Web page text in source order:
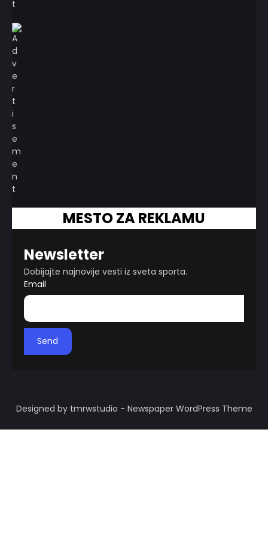
MESTO ZA REKLAMU
Newsletter
Dobijajte najnovije vesti iz sveta sporta.
Email
Send
Designed by tmrwstudio - Newspaper WordPress Theme